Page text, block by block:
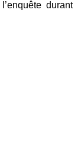
durant